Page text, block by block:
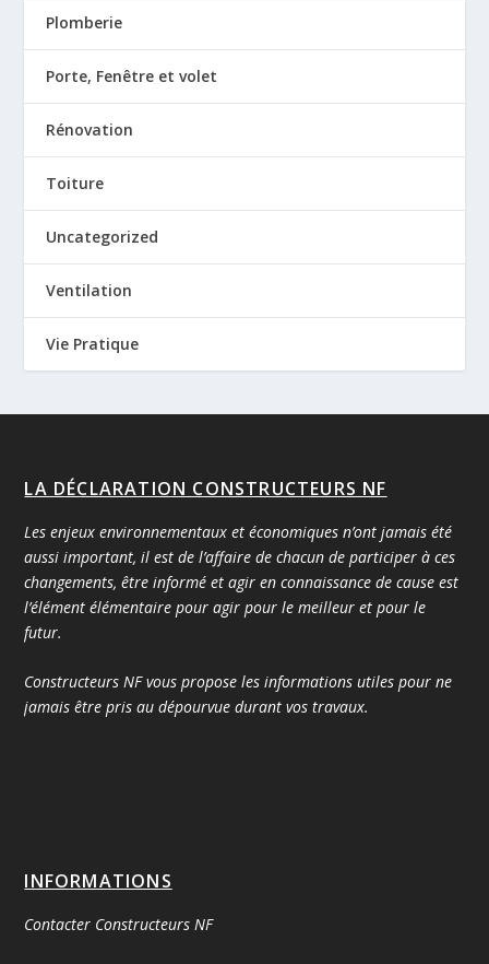
Plomberie
Porte, Fenêtre et volet
Rénovation
Toiture
Uncategorized
Ventilation
Vie Pratique
LA DÉCLARATION CONSTRUCTEURS NF
Les enjeux environnementaux et économiques n’ont jamais été
aussi important, il est de l’affaire de chacun de participer à ces
changements, être informé et agir en connaissance de cause est
l’élément élémentaire pour agir pour le meilleur et pour le
futur.
Constructeurs NF vous propose les informations utiles pour ne
jamais être pris au dépourvue durant vos travaux.
INFORMATIONS
Contacter Constructeurs NF